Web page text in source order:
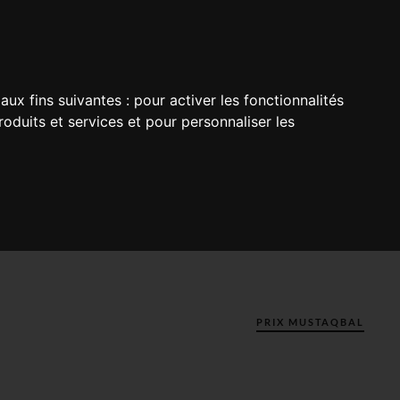
fins suivantes : pour activer les fonctionnalités
et services et pour personnaliser les
PRIX MUSTAQBAL